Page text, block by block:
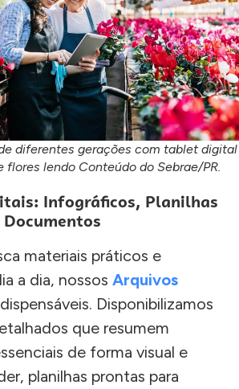
diferentes gerações com tablet digital
flores lendo Conteúdo do Sebrae/PR.
Infográficos, Planilhas
materiais práticos e
a dia, nossos Arquivos
Disponibilizamos
que resumem
de forma visual e
planilhas prontas para